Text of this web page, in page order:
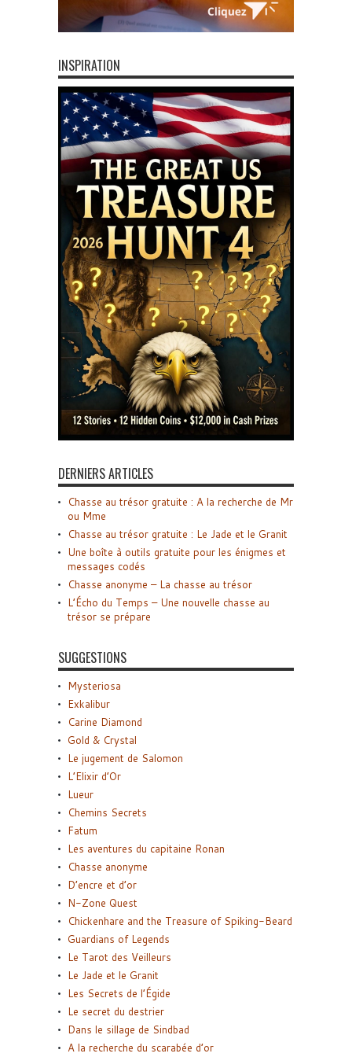
INSPIRATION
DERNIERS ARTICLES
Chasse au trésor gratuite : A la recherche de Mr
ou Mme
Chasse au trésor gratuite : Le Jade et le Granit
Une boîte à outils gratuite pour les énigmes et
messages codés
Chasse anonyme – La chasse au trésor
L’Écho du Temps – Une nouvelle chasse au
trésor se prépare
SUGGESTIONS
Mysteriosa
Exkalibur
Carine Diamond
Gold & Crystal
Le jugement de Salomon
L’Elixir d’Or
Lueur
Chemins Secrets
Fatum
Les aventures du capitaine Ronan
Chasse anonyme
D’encre et d’or
N-Zone Quest
Chickenhare and the Treasure of Spiking-Beard
Guardians of Legends
Le Tarot des Veilleurs
Le Jade et le Granit
Les Secrets de l’Égide
Le secret du destrier
Dans le sillage de Sindbad
A la recherche du scarabée d’or